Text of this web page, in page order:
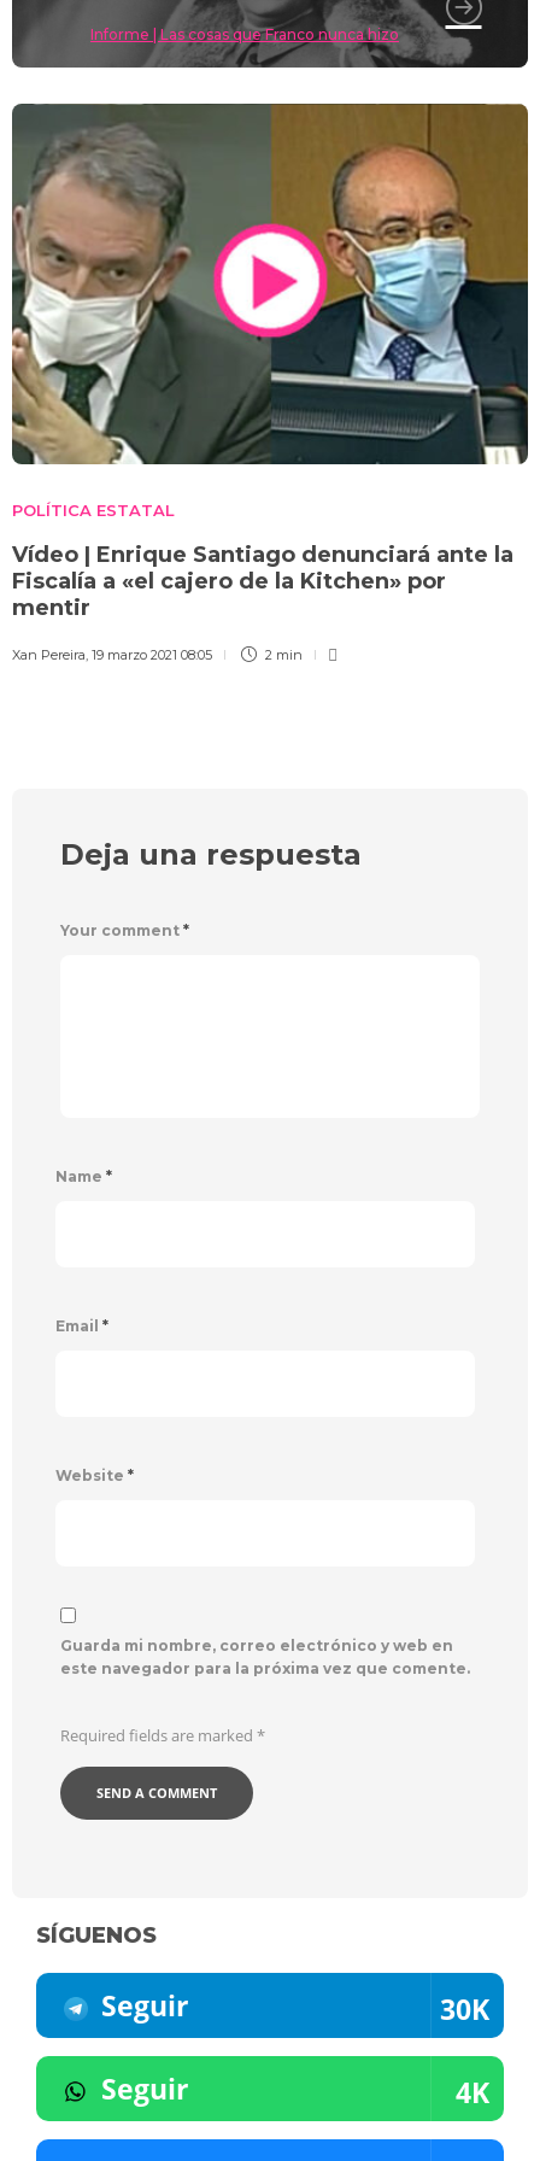
Informe | Las cosas que Franco nunca hizo
POLÍTICA ESTATAL
Vídeo | Enrique Santiago denunciará ante la
Fiscalía a «el cajero de la Kitchen» por
mentir
Xan Pereira, 19 marzo 2021 08:05 2 min
Deja una respuesta
Your comment *
Name *
Email *
Website *
Guarda mi nombre, correo electrónico y web en
este navegador para la próxima vez que comente.
Required fields are marked *
SÍGUENOS
Seguir 30K
Seguir 4K